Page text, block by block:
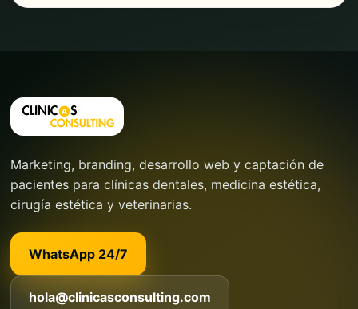
Marketing, branding, desarrollo web y captación de
pacientes para clínicas dentales, medicina estética,
cirugía estética y veterinarias.
WhatsApp 24/7
hola@clinicasconsulting.com